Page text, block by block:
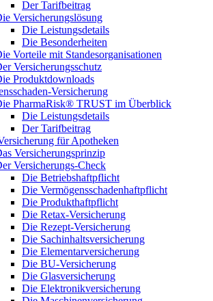
Der Tarifbeitrag
Versicherungslösung
Die Leistungsdetails
Die Besonderheiten
Vorteile mit Standesorganisationen
Versicherungsschutz
Produktdownloads
Versicherung
PharmaRisk® TRUST im Überblick
Die Leistungsdetails
Der Tarifbeitrag
für Apotheken
Versicherungsprinzip
Versicherungs-Check
Die Betriebshaftpflicht
Die Vermögensschadenhaftpflicht
Die Produkthaftpflicht
Die Retax-Versicherung
Die Rezept-Versicherung
Die Sachinhaltsversicherung
Die Elementarversicherung
Die BU-Versicherung
Die Glasversicherung
Die Elektronikversicherung